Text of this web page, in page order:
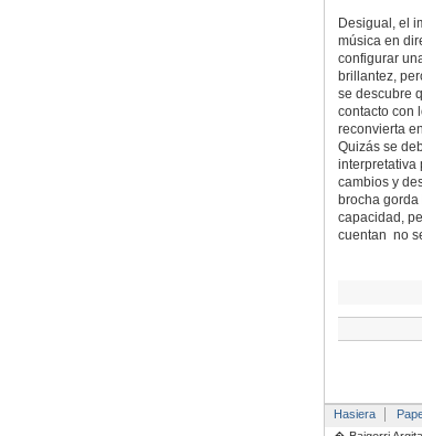
Desigual, el
música en
configurar
brillantez,
se descubre
contacto con
reconvierta
Quizás se
interpretativa
cambios y
brocha gorda
capacidad,
cuentan no
Hasiera